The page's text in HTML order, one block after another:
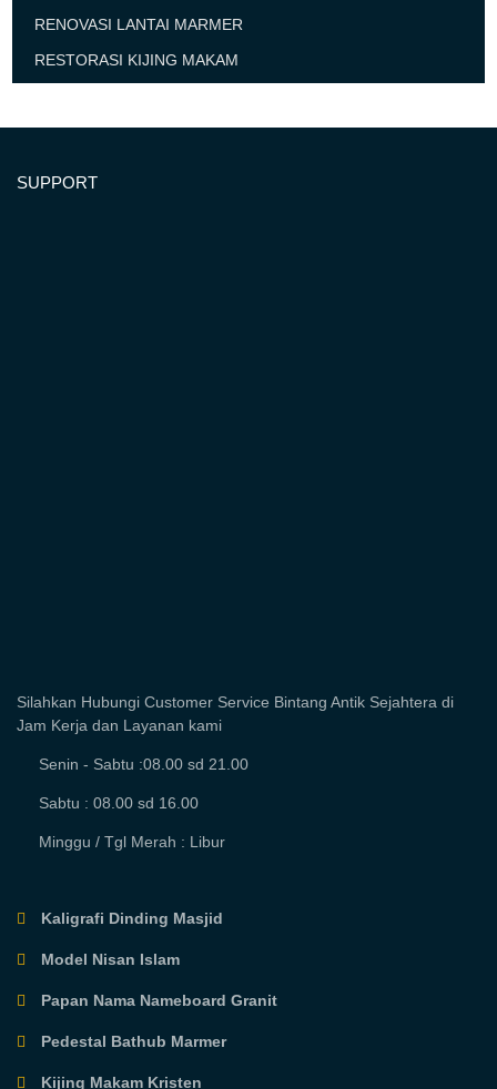
RENOVASI LANTAI MARMER
RESTORASI KIJING MAKAM
SUPPORT
Silahkan Hubungi Customer Service Bintang Antik Sejahtera di
Jam Kerja dan Layanan kami
Senin - Sabtu :08.00 sd 21.00
Sabtu : 08.00 sd 16.00
Minggu / Tgl Merah : Libur
Kaligrafi Dinding Masjid
Model Nisan Islam
Papan Nama Nameboard Granit
Pedestal Bathub Marmer
Kijing Makam Kristen